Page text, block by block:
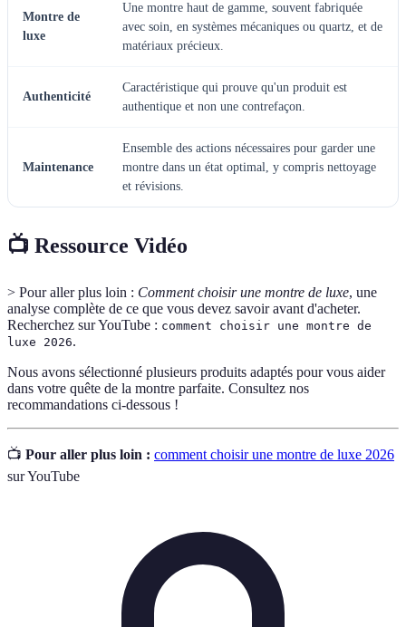
Montre de
luxe
Une montre haut de gamme, souvent fabriquée
avec soin, en systèmes mécaniques ou quartz, et de
matériaux précieux.
Authenticité
Caractéristique qui prouve qu'un produit est
authentique et non une contrefaçon.
Maintenance
Ensemble des actions nécessaires pour garder une
montre dans un état optimal, y compris nettoyage
et révisions.
📺 Ressource Vidéo
> Pour aller plus loin : Comment choisir une montre de luxe, une
analyse complète de ce que vous devez savoir avant d'acheter.
Recherchez sur YouTube : comment choisir une montre de
luxe 2026.
Nous avons sélectionné plusieurs produits adaptés pour vous aider
dans votre quête de la montre parfaite. Consultez nos
recommandations ci-dessous !
📺 Pour aller plus loin : comment choisir une montre de luxe 2026
sur YouTube